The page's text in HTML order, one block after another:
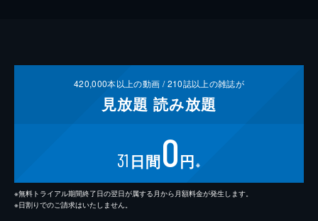
420,000本以上の動画 /210誌以上の雑誌が
見放題 読み放題
31 日間0円 ※
※無料トライアル期間終了日の翌日が属する月から月額料金が発生します。
※日割りでのご請求はいたしません。